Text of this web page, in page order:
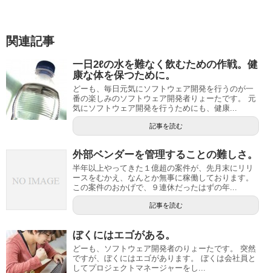
関連記事
一日2ℓの水を難なく飲むための作戦。健
康な体を保つために。
どーも、毎日元気にソフトウェア開発を行うのが一
番の楽しみのソフトウェア開発者りょーたです。 元
気にソフトウェア開発を行うためにも、健康...
記事を読む
外部ベンダーを管理することの難しさ。
半年以上やってきた１億超の案件が、先月末にリリ
ースをむかえ、なんとか無事に稼働しております。
この案件のおかげで、９連休だったはずの年...
記事を読む
ぼくにはエゴがある。
どーも、ソフトウェア開発者のりょーたです。 突然
ですが、ぼくにはエゴがあります。 ぼくは会社員と
してプロジェクトマネージャーをし...